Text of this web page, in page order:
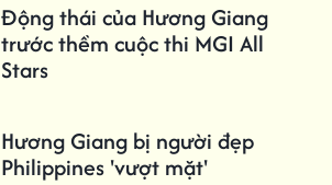
Động thái của Hương Giang
trước thềm cuộc thi MGI All
Stars
Hương Giang bị người đẹp
Philippines 'vượt mặt'